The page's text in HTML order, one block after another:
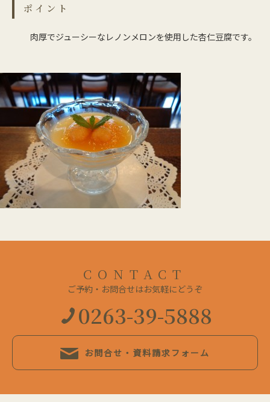
ポイント
肉厚でジューシーなレノンメロンを使用した杏仁豆腐です。
CONTACT
ご予約・お問合せはお気軽にどうぞ
0263-39-5888
お問合せ・資料請求フォーム